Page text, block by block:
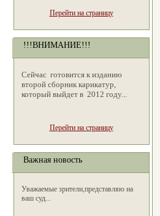
Перейти на страницу
!!!ВНИМАНИЕ!!!
Сейчас готовится к изданию
второй сборник карикатур,
который выйдет в 2012 году...
Перейти на страницу
Важная новость
Уважаемые зрители,представляю на
ваш суд...